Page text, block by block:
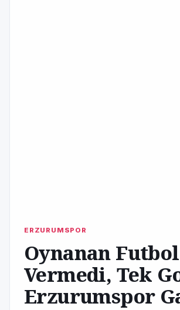
ERZURUMSPOR
Oynanan
Vermedi, Tek
Erzurumspor